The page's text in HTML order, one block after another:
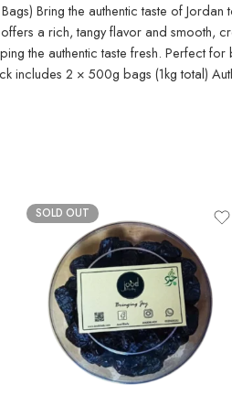
Bring the authentic taste of
a rich, tangy flavor and
the authentic taste fresh. Perfect
includes 2 × 500g bags (1kg total)
SOLD OUT